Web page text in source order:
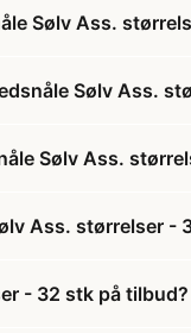
Sølv Ass.
Sølv Ass.
Sølv Ass.
Ass. størrelser -
- 32 stk på tilbud?